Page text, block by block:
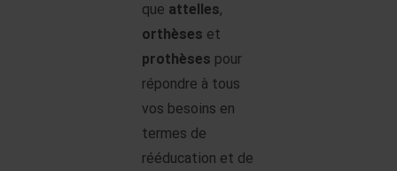
que attelles,
orthèses et
prothèses pour
répondre à tous
vos besoins en
termes de
rééducation et de